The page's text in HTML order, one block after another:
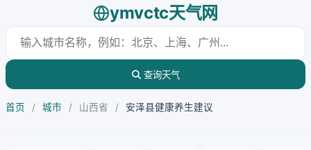
ymvctc天气网
查询天气
首页 / 城市 / 山西省 / 安泽县健康养生建议